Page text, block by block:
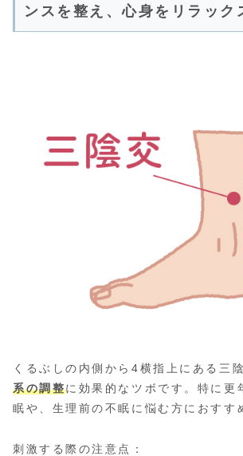
ンスを整え、心身をリラック
くるぶしの内側から4横指上にある三陰
系の調整に効果的なツボです。特に更
眠や、生理前の不眠に悩む方におすす
刺激する際の注意点：